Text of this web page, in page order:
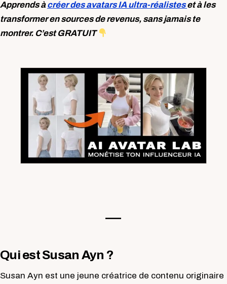
Apprends àcréer des avatars IA ultra-réalisteset à les
transformer en sources de revenus, sans jamais te
montrer. C’est GRATUIT
—-
Qui est Susan Ayn ?
Susan Ayn est une jeune créatrice de contenu originaire